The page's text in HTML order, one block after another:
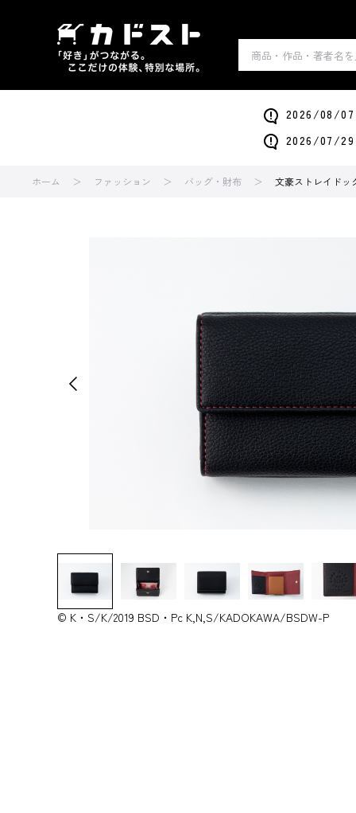
2026/08/07
2026/07/29
ホーム ファッション バッグ・財布 文豪ストレイド
© K・S/K/2019 BSD・Pc K,N,S/KADOKAWA/BSDW-P